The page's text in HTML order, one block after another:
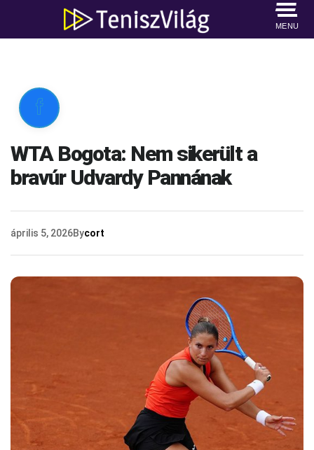
MENU

WTA Bogota: Nem sikerült a
bravúr Udvardy Pannának
április 5, 2026Bycort